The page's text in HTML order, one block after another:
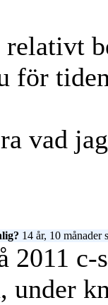
för
vad
14 år, 10 månader
2011 c-
under